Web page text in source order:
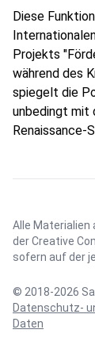
Diese
Projekts
während des
spiegelt die
unbedingt mit
Renaissance-
Alle Materialien
derCreative
sofern auf der
© 2018-2026
Datenschutz-
Daten